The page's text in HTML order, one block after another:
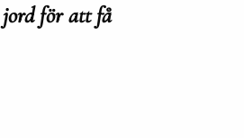
för att få